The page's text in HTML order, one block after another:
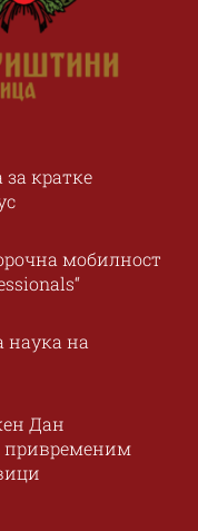
кратке
мобилност
наука на
Дан
привременим